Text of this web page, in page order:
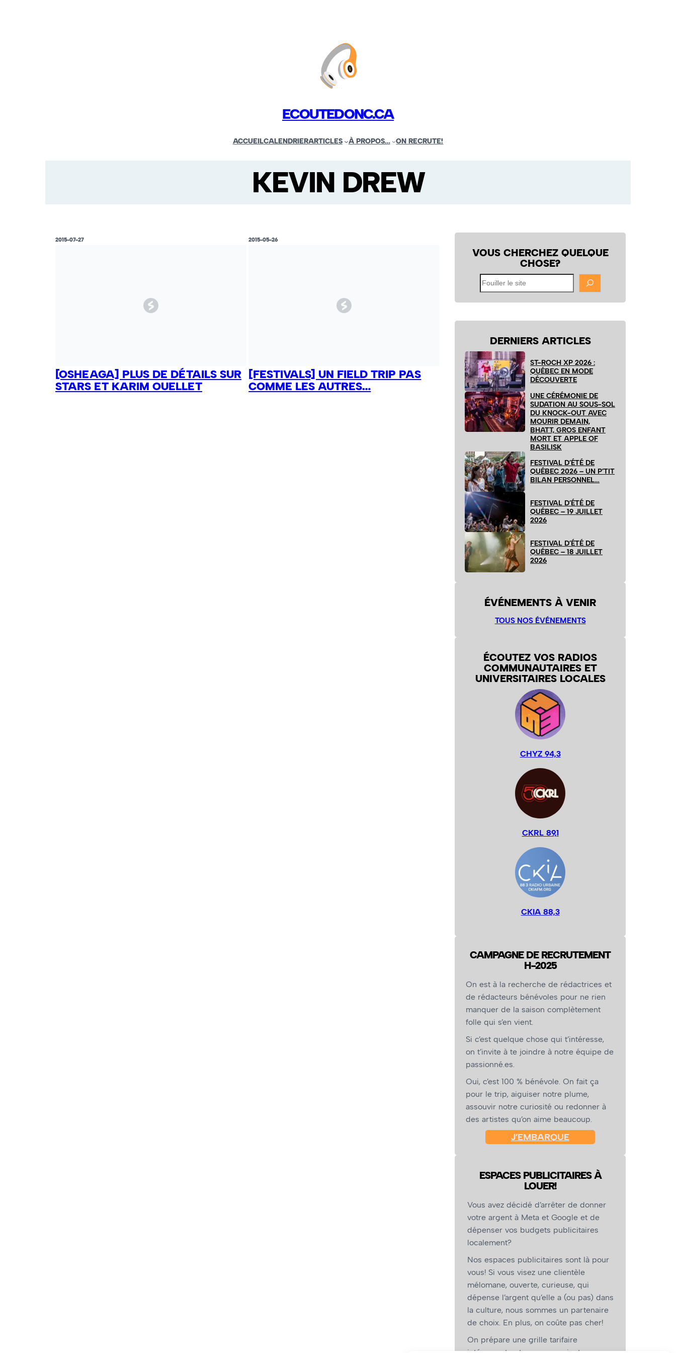
ECOUTEDONC.CA
ACCUEILCALENDRIERARTICLES À PROPOS… ON RECRUTE!
KEVIN DREW
2015-07-27
[OSHEAGA] PLUS DE DÉTAILS SUR
STARS ET KARIM OUELLET
2015-05-26
[FESTIVALS] UN FIELD TRIP PAS
COMME LES AUTRES…
VOUS CHERCHEZ QUELQUE
CHOSE?
Fouiller
le
site
DERNIERS ARTICLES
ST-ROCH XP 2026 :
QUÉBEC EN MODE
DÉCOUVERTE
UNE CÉRÉMONIE DE
SUDATION AU SOUS-SOL
DU KNOCK-OUT AVEC
MOURIR DEMAIN,
BHATT, GROS ENFANT
MORT ET APPLE OF
BASILISK
FESTIVAL D’ÉTÉ DE
QUÉBEC 2026 – UN P’TIT
BILAN PERSONNEL…
FESTIVAL D’ÉTÉ DE
QUÉBEC – 19 JUILLET
2026
FESTIVAL D’ÉTÉ DE
QUÉBEC – 18 JUILLET
2026
ÉVÉNEMENTS À VENIR
TOUS NOS ÉVÉNEMENTS
ÉCOUTEZ VOS RADIOS
COMMUNAUTAIRES ET
UNIVERSITAIRES LOCALES
CHYZ 94,3
CKRL 89,1
CKIA 88,3
CAMPAGNE DE RECRUTEMENT
H-2025
On est à la recherche de rédactrices et
de rédacteurs bénévoles pour ne rien
manquer de la saison complètement
folle qui s’en vient.
Si c’est quelque chose qui t’intéresse,
on t’invite à te joindre à notre équipe de
passionné.es.
Oui, c’est 100 % bénévole. On fait ça
pour le trip, aiguiser notre plume,
assouvir notre curiosité ou redonner à
des artistes qu’on aime beaucoup.
J’EMBARQUE
ESPACES PUBLICITAIRES À
LOUER!
Vous avez décidé d’arrêter de donner
votre argent à Meta et Google et de
dépenser vos budgets publicitaires
localement?
Nos espaces publicitaires sont là pour
vous! Si vous visez une clientèle
mélomane, ouverte, curieuse, qui
dépense l’argent qu’elle a (ou pas) dans
la culture, nous sommes un partenaire
de choix. En plus, on coûte pas cher!
On prépare une grille tarifaire